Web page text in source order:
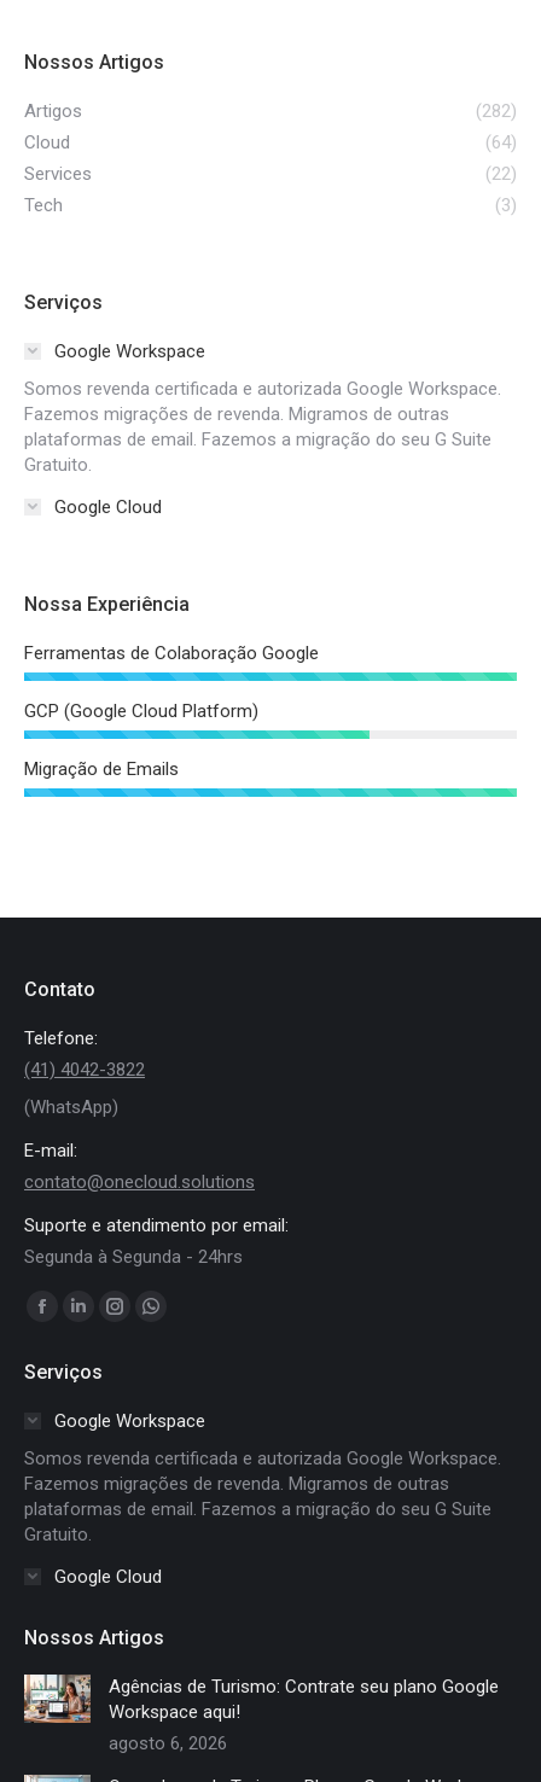
Nossos Artigos
Artigos
(282)
Cloud
(64)
Services
(22)
Tech
(3)
Serviços
Google Workspace
Somos revenda certificada e autorizada Google Workspace.
Fazemos migrações de revenda. Migramos de outras
plataformas de email. Fazemos a migração do seu G Suite
Gratuito.
Google Cloud
Nossa Experiência
Ferramentas de Colaboração Google
GCP (Google Cloud Platform)
Migração de Emails
Contato
Telefone:
(41) 4042-3822
(WhatsApp)
E-mail:
contato@onecloud.solutions
Suporte e atendimento por email:
Segunda à Segunda - 24hrs
Encontre-nos em:
Facebook
opens
window
Linkedin
opens
in
window
Instagram
in
window
Whatsapp
in
window
Serviços
Google Workspace
Somos revenda certificada e autorizada Google Workspace.
Fazemos migrações de revenda. Migramos de outras
plataformas de email. Fazemos a migração do seu G Suite
Gratuito.
Google Cloud
Nossos Artigos
Agências de Turismo: Contrate seu plano Google
Workspace aqui!
agosto 6, 2026